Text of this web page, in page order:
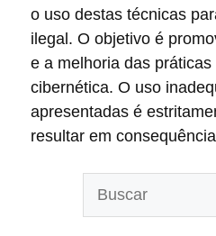
o uso destas técnicas
ilegal. O objetivo é
e a melhoria das
cibernética. O uso
apresentadas é
resultar em